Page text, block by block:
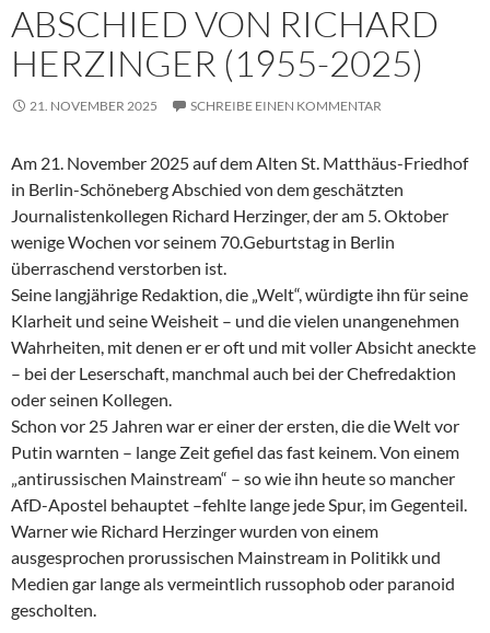
ABSCHIED VON RICHARD
HERZINGER (1955-2025)
21. NOVEMBER 2025 SCHREIBE EINEN KOMMENTAR
Am 21. November 2025 auf dem Alten St. Matthäus-Friedhof
in Berlin-Schöneberg Abschied von dem geschätzten
Journalistenkollegen Richard Herzinger, der am 5. Oktober
wenige Wochen vor seinem 70.Geburtstag in Berlin
überraschend verstorben ist.
Seine langjährige Redaktion, die „Welt“, würdigte ihn für seine
Klarheit und seine Weisheit – und die vielen unangenehmen
Wahrheiten, mit denen er er oft und mit voller Absicht aneckte
– bei der Leserschaft, manchmal auch bei der Chefredaktion
oder seinen Kollegen.
Schon vor 25 Jahren war er einer der ersten, die die Welt vor
Putin warnten – lange Zeit gefiel das fast keinem. Von einem
„antirussischen Mainstream“ – so wie ihn heute so mancher
AfD-Apostel behauptet –fehlte lange jede Spur, im Gegenteil.
Warner wie Richard Herzinger wurden von einem
ausgesprochen prorussischen Mainstream in Politikk und
Medien gar lange als vermeintlich russophob oder paranoid
gescholten.